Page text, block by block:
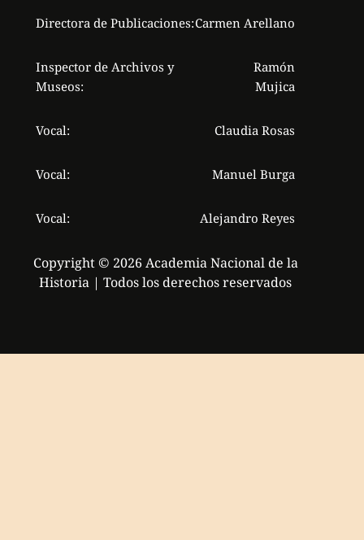
Directora de Publicaciones:Carmen Arellano
Inspector de Archivos y
Museos:
Ramón
Mujica
Vocal: Claudia Rosas
Vocal: Manuel Burga
Vocal: Alejandro Reyes
Copyright © 2026 Academia Nacional de la
Historia | Todos los derechos reservados